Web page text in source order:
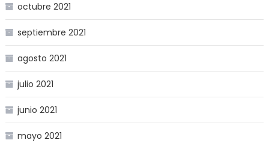
octubre 2021
septiembre 2021
agosto 2021
julio 2021
junio 2021
mayo 2021